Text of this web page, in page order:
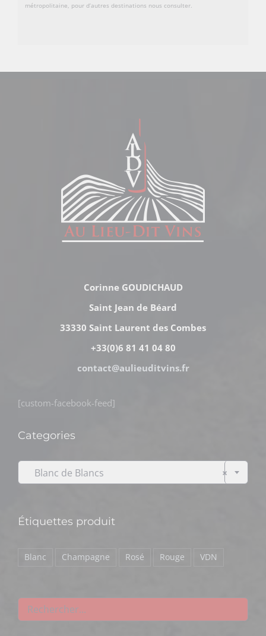
métropolitaine, pour d’autres destinations nous consulter.
Corinne GOUDICHAUD
Saint Jean de Béard
33330 Saint Laurent des Combes
+33(0)6 81 41 04 80
contact@aulieuditvins.fr
[custom-facebook-feed]
Categories
×
Blanc de Blancs
Étiquettes produit
Blanc Champagne Rosé Rouge VDN